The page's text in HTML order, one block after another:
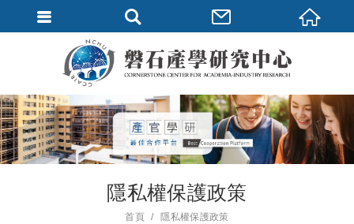
隱私權保護政策
首頁 隱私權保護政策